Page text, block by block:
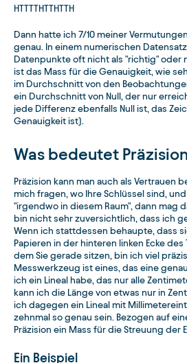
HTTTTHTTHTTH
Dann hatte ich 7/10 meiner
genau. In einem numerischen
Datenpunkte oft nicht als "richtig" oder
ist das Mass für die Genauigkeit, wie
im Durchschnitt von den
ein Durchschnitt von Null, der nur
jede Differenz ebenfalls Null ist, das
Genauigkeit ist).
Was bedeutet
Präzision kann man auch als Vertrauen
mich fragen, wo Ihre Schlüssel sind,
"irgendwo in diesem Raum", dann mag
bin nicht sehr zuversichtlich, dass ich
Wenn ich stattdessen behaupte, dass
Papieren in der hinteren linken Ecke
dem Sie gerade sitzen, bin ich viel
Messwerkzeug ist eines, das eine
ich ein Lineal habe, das nur alle
kann ich die Länge von etwas nur in
ich dagegen ein Lineal mit
zehnmal so genau sein. Bezogen auf
Präzision ein Mass für die Streuung der
Ein Beispiel